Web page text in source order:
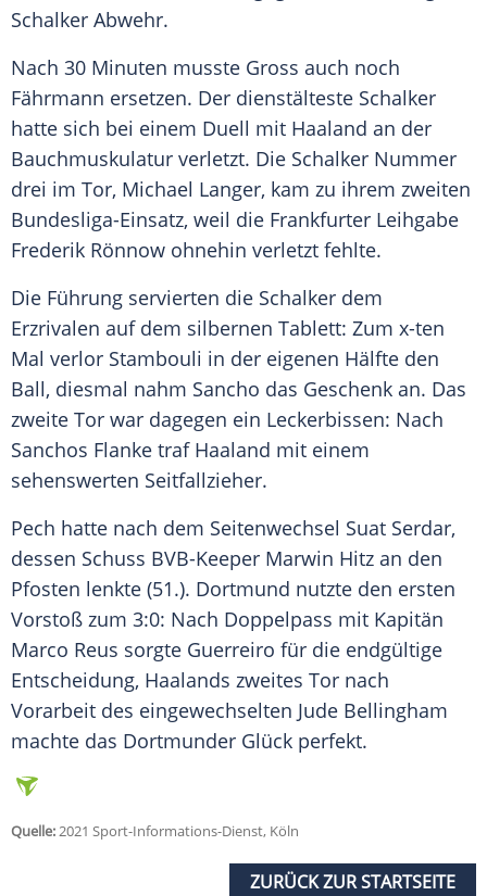
Schalker Abwehr.
Nach 30 Minuten musste Gross auch noch
Fährmann ersetzen. Der dienstälteste Schalker
hatte sich bei einem Duell mit Haaland an der
Bauchmuskulatur verletzt. Die Schalker Nummer
drei im Tor, Michael Langer, kam zu ihrem zweiten
Bundesliga-Einsatz, weil die Frankfurter Leihgabe
Frederik Rönnow ohnehin verletzt fehlte.
Die Führung servierten die Schalker dem
Erzrivalen auf dem silbernen Tablett: Zum x-ten
Mal verlor Stambouli in der eigenen Hälfte den
Ball, diesmal nahm Sancho das Geschenk an. Das
zweite Tor war dagegen ein Leckerbissen: Nach
Sanchos Flanke traf Haaland mit einem
sehenswerten Seitfallzieher.
Pech hatte nach dem Seitenwechsel Suat Serdar,
dessen Schuss BVB-Keeper Marwin Hitz an den
Pfosten lenkte (51.). Dortmund nutzte den ersten
Vorstoß zum 3:0: Nach Doppelpass mit Kapitän
Marco Reus sorgte Guerreiro für die endgültige
Entscheidung, Haalands zweites Tor nach
Vorarbeit des eingewechselten Jude Bellingham
machte das Dortmunder Glück perfekt.
Quelle:2021 Sport-Informations-Dienst, Köln
ZURÜCK ZUR STARTSEITE